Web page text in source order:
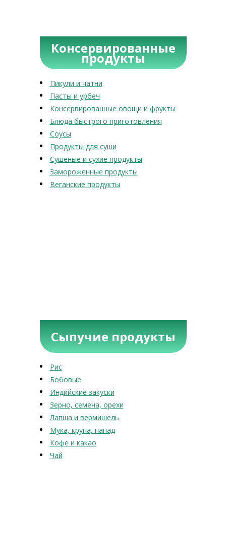
Консервированные
продукты
Пикули и чатни
Пасты и урбеч
Консервированные овощи и фрукты
Блюда быстрого приготовления
Соусы
Продукты для суши
Сушеные и сухие продукты
Замороженные продукты
Веганские продукты
Сыпучие продукты
Рис
Бобовые
Индийские закуски
Зерно, семена, орехи
Лапша и вермишель
Мука, крупа, папад
Кофе и какао
Чай